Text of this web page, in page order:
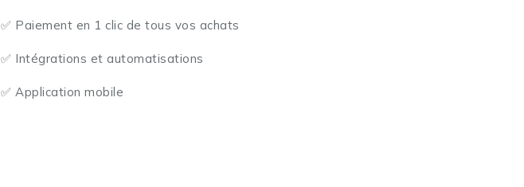
✅ Paiement en 1 clic de tous vos achats
✅ Intégrations et automatisations
✅ Application mobile